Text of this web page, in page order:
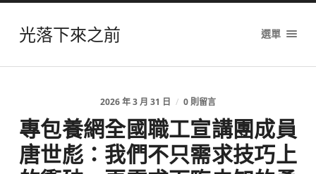
光落下來之前 選單
2026 年 3 月 31 日 / 0 則留言
專包養網全國職工宣講團成員
唐世彪：我們不只需求技巧上